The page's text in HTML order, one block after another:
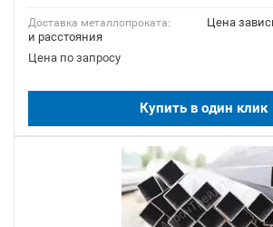
Доставка металлопроката:
Цена
и расстояния
Цена по запросу
Купить в один клик